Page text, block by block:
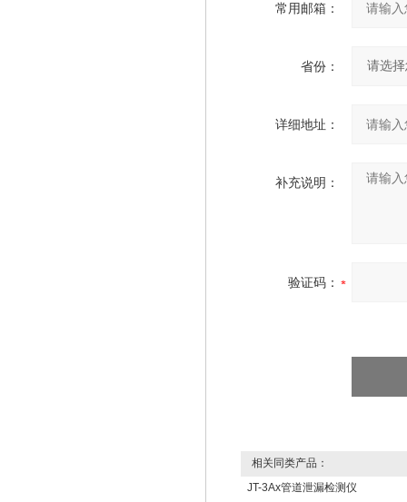
常用邮箱：
省份：
详细地址：
补充说明：
验证码：
相关同类产品：
JT-3Ax管道泄漏检测仪